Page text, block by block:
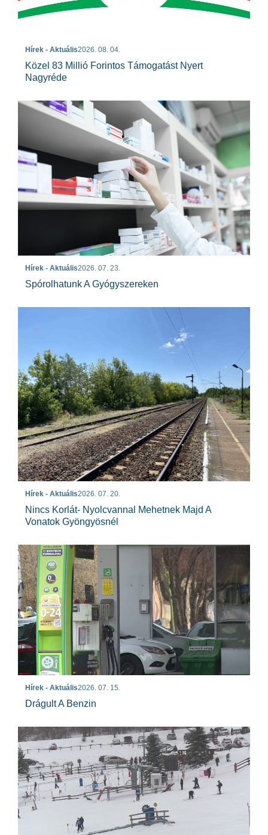
Hírek - Aktuális2026. 08. 04.
Közel 83 Millió Forintos Támogatást Nyert
Nagyréde
Hírek - Aktuális2026. 07. 23.
Spórolhatunk A Gyógyszereken
Hírek - Aktuális2026. 07. 20.
Nincs Korlát- Nyolcvannal Mehetnek Majd A
Vonatok Gyöngyösnél
Hírek - Aktuális2026. 07. 15.
Drágult A Benzin